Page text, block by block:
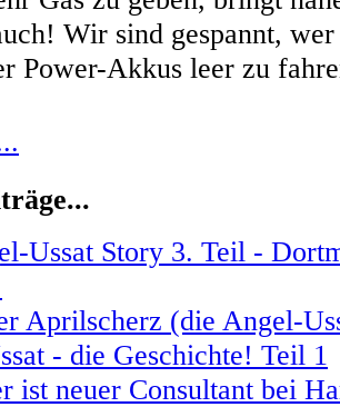
Wir sind gespannt,
Power-Akkus leer zu
Ussat Story 3. Teil -
Aprilscherz (die Angel-
- die Geschichte! Teil 1
ist neuer Consultant bei